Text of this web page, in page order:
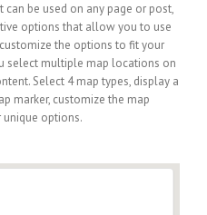
be used on any page or post,
options that allow you to use
the options to fit your
select multiple map locations on
Select 4 map types, display a
marker, customize the map
options.